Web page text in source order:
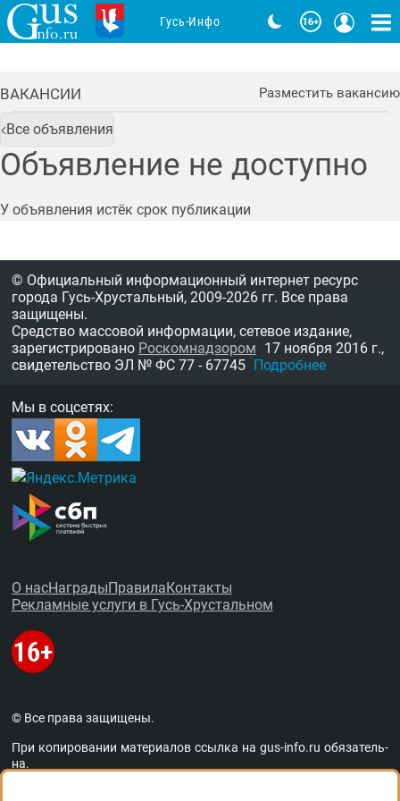
ВАКАНСИИ Разместить вакансию
Все объявления
Объявление не доступно
У объявления истёк срок публикации
Гусь-Инфо
© Официальный информационный интернет ресурс
города Гусь-Хрустальный, 2009-2026 гг. Все права
защищены.
Средство массовой информации, сетевое издание,
зарегистрировано Роскомнадзором 17 ноября 2016 г.,
свидетельство ЭЛ № ФС 77 - 67745 Подробнее
Мы в соцсетях:
О насНаградыПравилаКонтакты
Рекламные услуги в Гусь-Хрустальном
© Все права защищены.
При копировании материалов ссыл­ка наgus-info.ru обя­за­тель­
на.